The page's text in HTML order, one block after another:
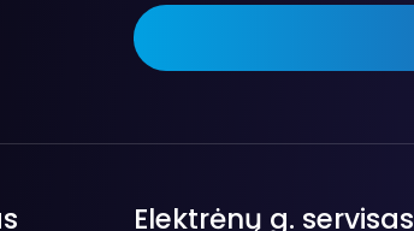
Elektrėnų g. servisas